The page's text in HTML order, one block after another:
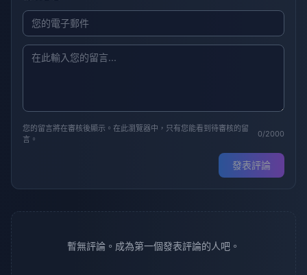
您的留言將在審核後顯示。在此瀏覽器中，只有您能看到待審核的留
言。
0/2000
發表評論
暫無評論。成為第一個發表評論的人吧。